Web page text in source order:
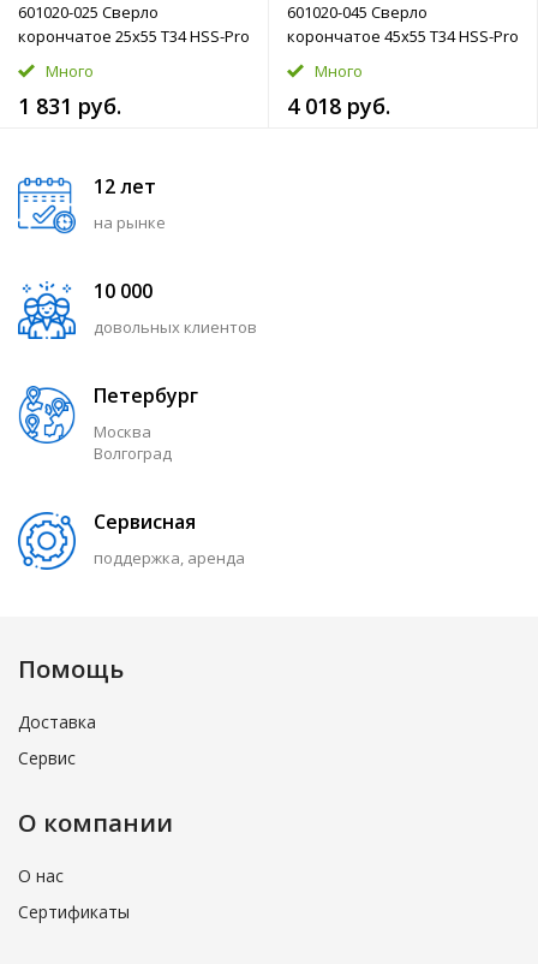
601020-025 Сверло
корончатое 25х55 T34 HSS-Pro
Много
1 831 руб.
601020-045 Сверло
корончатое 45х55 T34 HSS-Pro
Много
4 018 руб.
12 лет
на рынке
10 000
довольных клиентов
Петербург
Москва
Волгоград
Сервисная
поддержка, аренда
Помощь
Доставка
Сервис
О компании
О нас
Сертификаты